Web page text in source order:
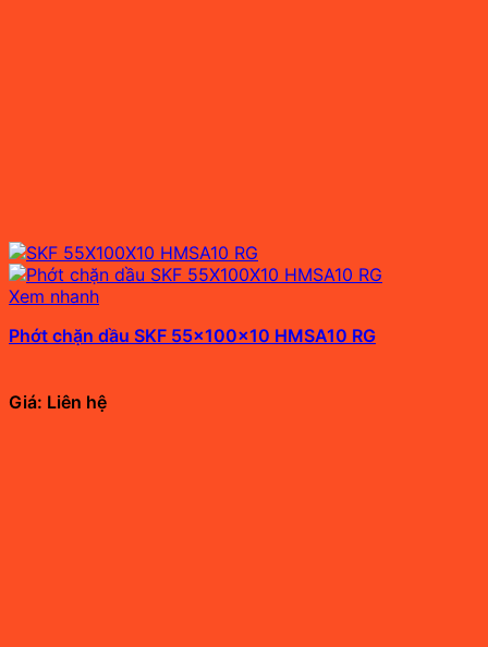
Xem nhanh
Phớt chặn dầu SKF 55x100x10 HMSA10 RG
Giá: Liên hệ